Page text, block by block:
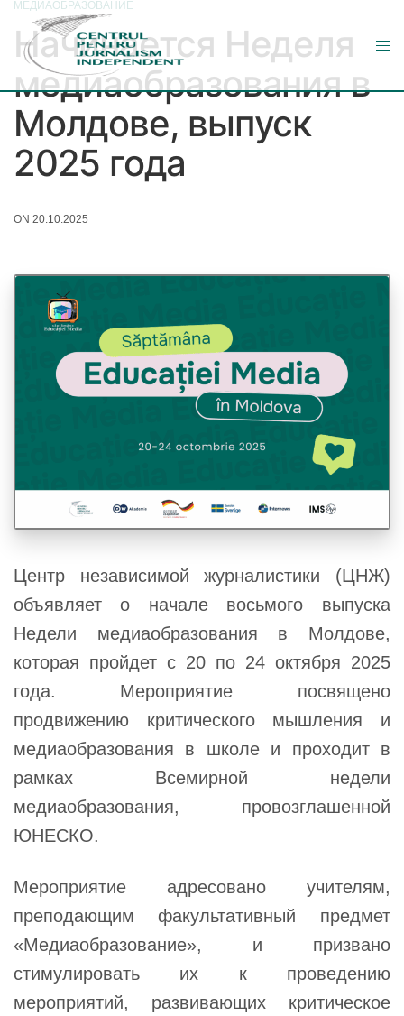
МЕДИАОБРАЗОВАНИЕ
Начинается Неделя
медиаобразования в
Молдове, выпуск
2025 года
ON 20.10.2025
Центр независимой журналистики (ЦНЖ)
объявляет о начале восьмого выпуска
Недели медиаобразования в Молдове,
которая пройдет с 20 по 24 октября 2025
года. Мероприятие посвящено
продвижению критического мышления и
медиаобразования в школе и проходит в
рамках Всемирной недели
медиаобразования, провозглашенной
ЮНЕСКО.
Мероприятие адресовано учителям,
преподающим факультативный предмет
«Медиаобразование», и призвано
стимулировать их к проведению
мероприятий, развивающих критическое